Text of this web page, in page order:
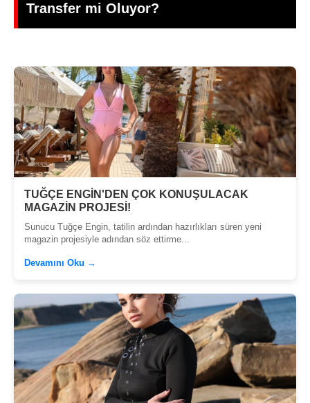
Üretken İsmi: Büşra Öztürk
TUĞÇE ENGİN'DEN ÇOK KONUŞULACAK
MAGAZİN PROJESİ!
Sunucu Tuğçe Engin, tatilin ardından hazırlıkları süren yeni
magazin projesiyle adından söz ettirme...
Devamını Oku →